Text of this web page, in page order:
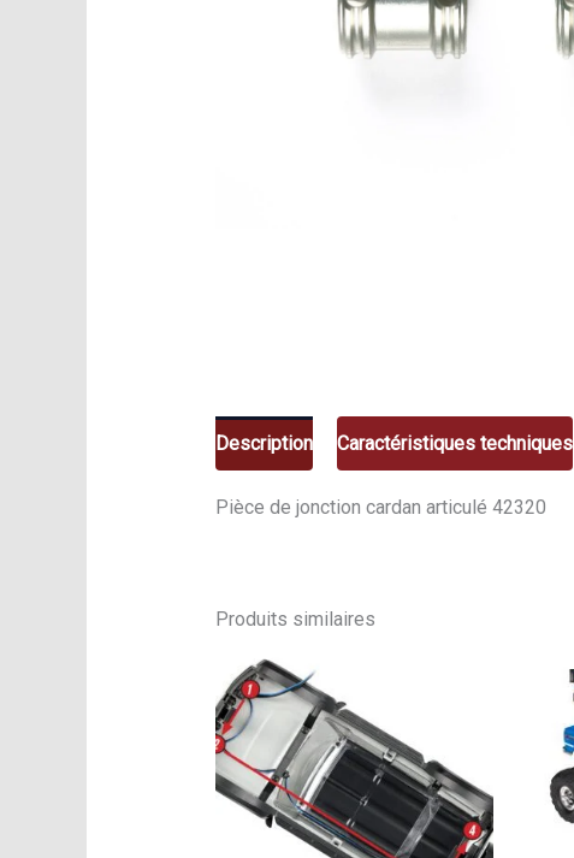
Description Caractéristiques techniques
Pièce de jonction cardan articulé 42320
Produits similaires